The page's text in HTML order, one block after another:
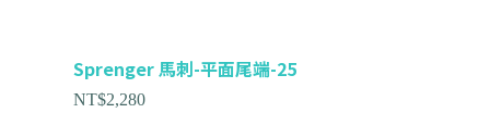
Sprenger 馬刺-平面尾端-25
NT$2,280